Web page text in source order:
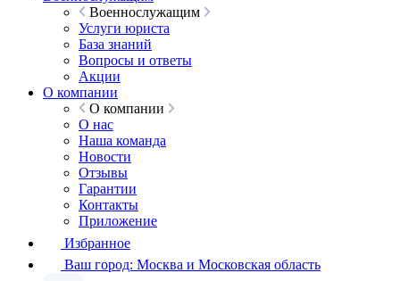
Военнослужащим
Услуги юриста
База знаний
Вопросы и ответы
Акции
О компании
О компании
О нас
Наша команда
Новости
Отзывы
Гарантии
Контакты
Приложение
Избранное
Ваш город: Москва и Московская область